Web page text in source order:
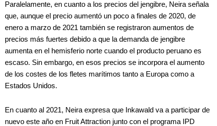
Paralelamente, en cuanto a los precios del jengibre, Neira señala
que, aunque el precio aumentó un poco a finales de 2020, de
enero a marzo de 2021 también se registraron aumentos de
precios más fuertes debido a que la demanda de jengibre
aumenta en el hemisferio norte cuando el producto peruano es
escaso. Sin embargo, en esos precios se incorpora el aumento
de los costes de los fletes marítimos tanto a Europa como a
Estados Unidos.
En cuanto al 2021, Neira expresa que Inkawald va a participar de
nuevo este año en Fruit Attraction junto con el programa IPD